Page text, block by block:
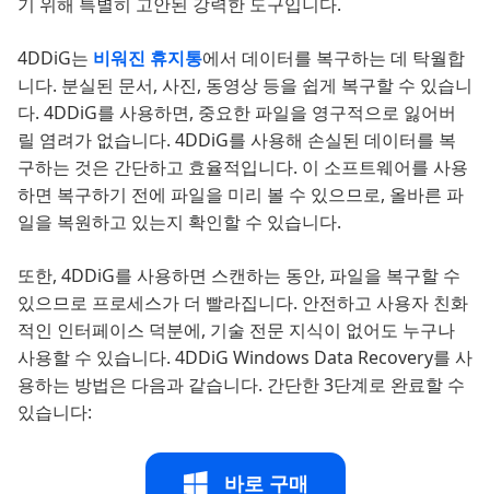
4DDiG는 비워진 휴지통에서 데이터를 복구하는 데 탁월합
니다. 분실된 문서, 사진, 동영상 등을 쉽게 복구할 수 있습니
다. 4DDiG를 사용하면, 중요한 파일을 영구적으로 잃어버
릴 염려가 없습니다. 4DDiG를 사용해 손실된 데이터를 복
구하는 것은 간단하고 효율적입니다. 이 소프트웨어를 사용
하면 복구하기 전에 파일을 미리 볼 수 있으므로, 올바른 파
일을 복원하고 있는지 확인할 수 있습니다.
또한, 4DDiG를 사용하면 스캔하는 동안, 파일을 복구할 수
있으므로 프로세스가 더 빨라집니다. 안전하고 사용자 친화
적인 인터페이스 덕분에, 기술 전문 지식이 없어도 누구나
사용할 수 있습니다. 4DDiG Windows Data Recovery를 사
용하는 방법은 다음과 같습니다. 간단한 3단계로 완료할 수
있습니다:
바로 구매